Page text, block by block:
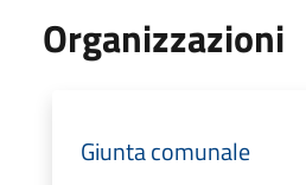
Organizzazioni
Giunta comunale